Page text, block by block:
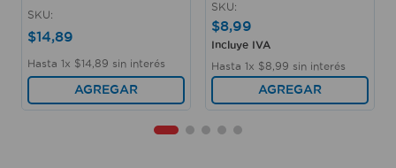
SKU:
$14,89
Hasta 1x $14 89 sin interés
AGREGAR
SKU:
$8,99
Incluye IVA
Hasta 1x $8 99 sin interés
AGREGAR